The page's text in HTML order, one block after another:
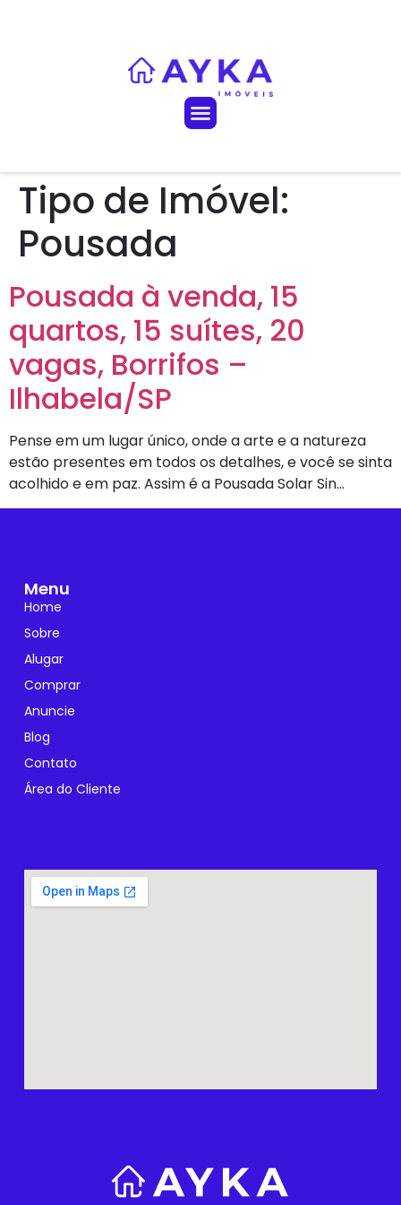
Tipo de Imóvel:
Pousada
Pousada à venda, 15
quartos, 15 suítes, 20
vagas, Borrifos –
Ilhabela/SP
Pense em um lugar único, onde a arte e a natureza
estão presentes em todos os detalhes, e você se sinta
acolhido e em paz. Assim é a Pousada Solar Sin…
Menu
Home
Sobre
Alugar
Comprar
Anuncie
Blog
Contato
Área do Cliente